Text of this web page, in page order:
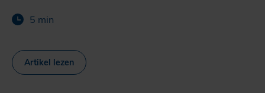
5 min
Artikel lezen